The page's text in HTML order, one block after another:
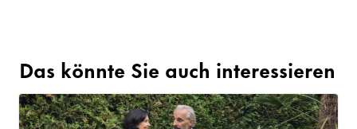
Das könnte Sie auch interessieren